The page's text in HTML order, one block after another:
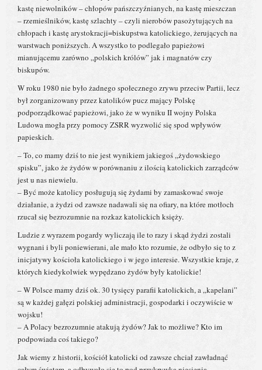
kastę niewolników – chłopów pańszczyźnianych, na kastę mieszczan
– rzemieślników, kastę szlachty – czyli nierobów pasożytujących na
chłopach i kastę arystokracji=biskupstwa katolickiego, żerujących na
warstwach poniższych. A wszystko to podlegało papieżowi
mianującemu zarówno „polskich królów” jak i magnatów czy
biskupów.
W roku 1980 nie było żadnego społecznego zrywu przeciw Partii, lecz
był zorganizowany przez katolików pucz mający Polskę
podporządkować papieżowi, jako że w wyniku II wojny Polska
Ludowa mogła przy pomocy ZSRR wyzwolić się spod wpływów
papieskich.
– To, co mamy dziś to nie jest wynikiem jakiegoś „żydowskiego
spisku”, jako że żydów w porównaniu z ilością katolickich zarządców
jest u nas niewielu.
– Być może katolicy posługują się żydami by zamaskować swoje
działanie, a żydzi od zawsze nadawali się na ofiary, na które motłoch
rzucał się bezrozumnie na rozkaz katolickich księży.
Ludzie z wyrazem pogardy wyliczają ile to razy i skąd żydzi zostali
wygnani i byli poniewierani, ale mało kto rozumie, że odbyło się to z
inicjatywy kościoła katolickiego i w jego interesie. Wszystkie kraje, z
których kiedykolwiek wypędzano żydów były katolickie!
– W Polsce mamy dziś ok. 30 tysięcy parafii katolickich, a „kapelani”
są w każdej gałęzi polskiej administracji, gospodarki i oczywiście w
wojsku!
– A Polacy bezrozumnie atakują żydów? Jak to możliwe? Kto im
podpowiada coś takiego?
Jak wiemy z historii, kościół katolicki od zawsze chciał zawładnąć